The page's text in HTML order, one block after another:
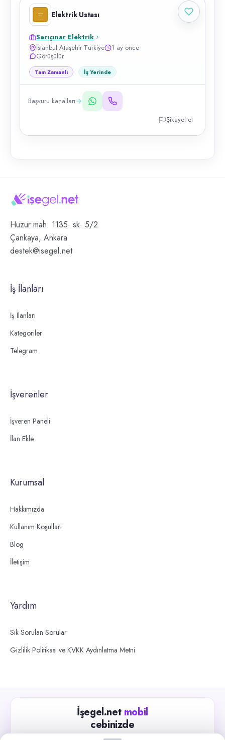
Elektrik Ustası
Sarıçınar Elektrik
İstanbul Ataşehir Türkiye
1 ay önce
Görüşülür
Tam Zamanlı İş Yerinde
Başvuru kanalları
Şikayet et
Huzur mah. 1135. sk. 5/2
Çankaya, Ankara
destek@isegel.net
İş İlanları
İş İlanları
Kategoriler
Telegram
İşverenler
İşveren Paneli
İlan Ekle
Kurumsal
Hakkımızda
Kullanım Koşulları
Blog
İletişim
Yardım
Sık Sorulan Sorular
Gizlilik Politikası ve KVKK Aydınlatma Metni
İşegel.net mobil
cebinizde